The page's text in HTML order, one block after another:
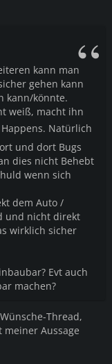
kann man
gehen kann
kann/könnte.
weiß, macht ihn
Happens. Natürlich
und dort Bugs
dies nicht Behebt
wenn sich
dem Auto /
und nicht direkt
wirklich sicher
Evt auch
machen?
Thread,
Aussage